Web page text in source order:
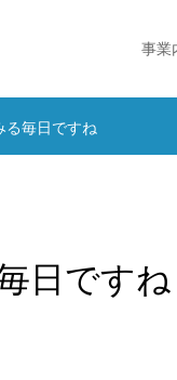
事業
る毎日ですね
日ですね